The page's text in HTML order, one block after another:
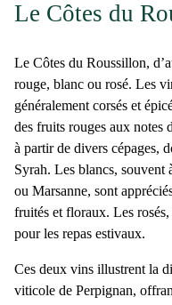
Le Côtes du
Le Côtes du Roussillon,
rouge, blanc ou rosé. Les
généralement corsés et
des fruits rouges aux notes
à partir de divers cépages,
Syrah. Les blancs, souvent
ou Marsanne, sont
fruités et floraux. Les
pour les repas estivaux.
Ces deux vins illustrent la
viticole de Perpignan,